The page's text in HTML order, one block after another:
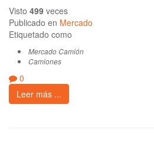
Visto 499 veces
Publicado en Mercado
Etiquetado como
Mercado Camión
Camiones
0
Leer más ...